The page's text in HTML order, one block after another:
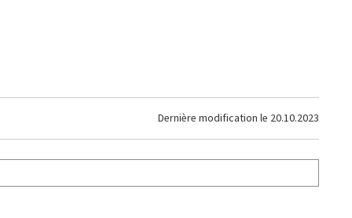
Dernière modification le 20.10.2023